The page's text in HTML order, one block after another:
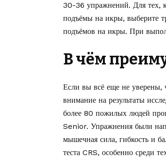
30-36 упражнений. Для тех,
подъёмы на икры, выберите
подъёмов на икры. При
В чём
Если вы всё еще не уверены,
внимание на результаты
более 80 пожилых людей
Senior. Упражнения были
мышечная сила, гибкость и
теста CRS, особенно среди